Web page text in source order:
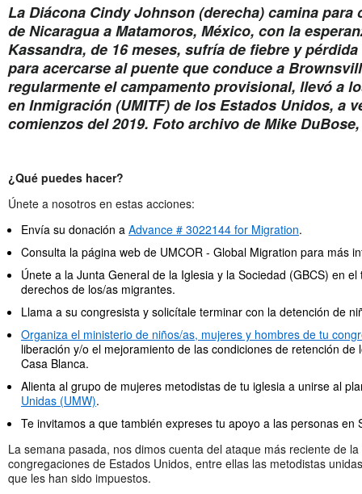
La Diácona Cindy Johnson (derecha) camina
de Nicaragua a Matamoros, México, con la
Kassandra, de 16 meses, sufría de fiebre y
para acercarse al puente que conduce a
regularmente el campamento provisional, llevó a
en Inmigración (UMITF) de los Estados Unidos, a
comienzos del 2019. Foto archivo de Mike
¿Qué puedes hacer?
Únete a nosotros en estas acciones:
Envía su donación a Advance # 3022144 for Migration.
Consulta la página web de UMCOR - Global Migration para más
Únete a la Junta General de la Iglesia y la Sociedad (GBCS) en
derechos de los/as migrantes.
Llama a su congresista y solicítale terminar con la detención de
Organiza el ministerio de niños/as, mujeres y hombres de tu
liberación y/o el mejoramiento de las condiciones de retención
Casa Blanca.
Alienta al grupo de mujeres metodistas de tu iglesia a unirse al
Unidas (UMW).
Te invitamos a que también expreses tu apoyo a las personas
La semana pasada, nos dimos cuenta del ataque más reciente de
congregaciones de Estados Unidos, entre ellas las metodistas
que les han sido impuestos.